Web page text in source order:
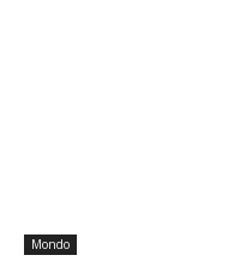
Mondo